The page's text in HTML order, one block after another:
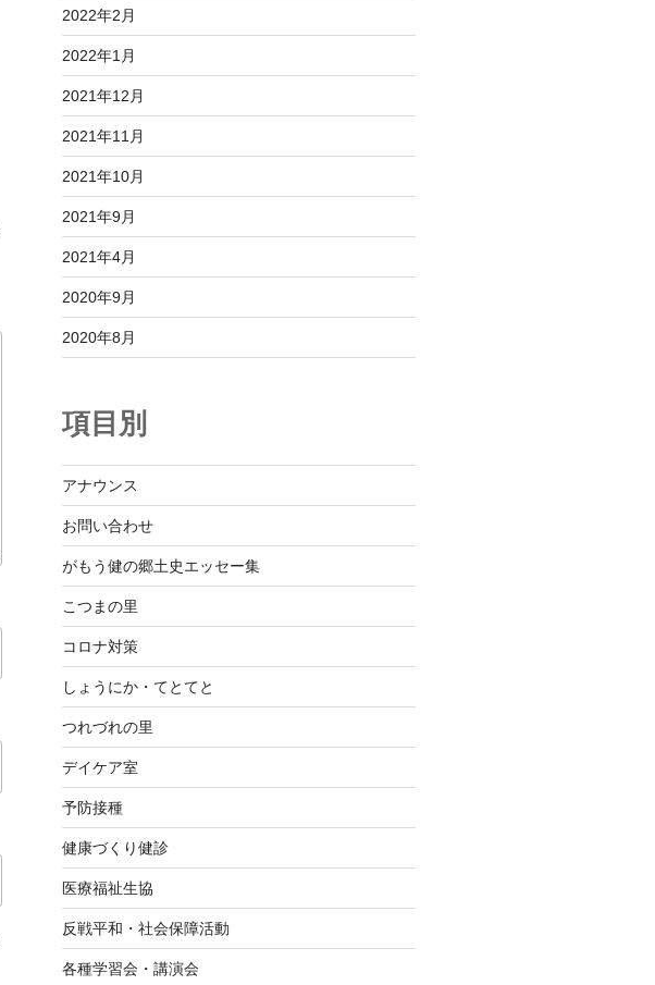
2022年2月
2022年1月
2021年12月
2021年11月
2021年10月
2021年9月
2021年4月
2020年9月
2020年8月
項目別
アナウンス
お問い合わせ
がもう健の郷土史エッセー集
こつまの里
コロナ対策
しょうにか・てとてと
つれづれの里
デイケア室
予防接種
健康づくり健診
医療福祉生協
反戦平和・社会保障活動
各種学習会・講演会